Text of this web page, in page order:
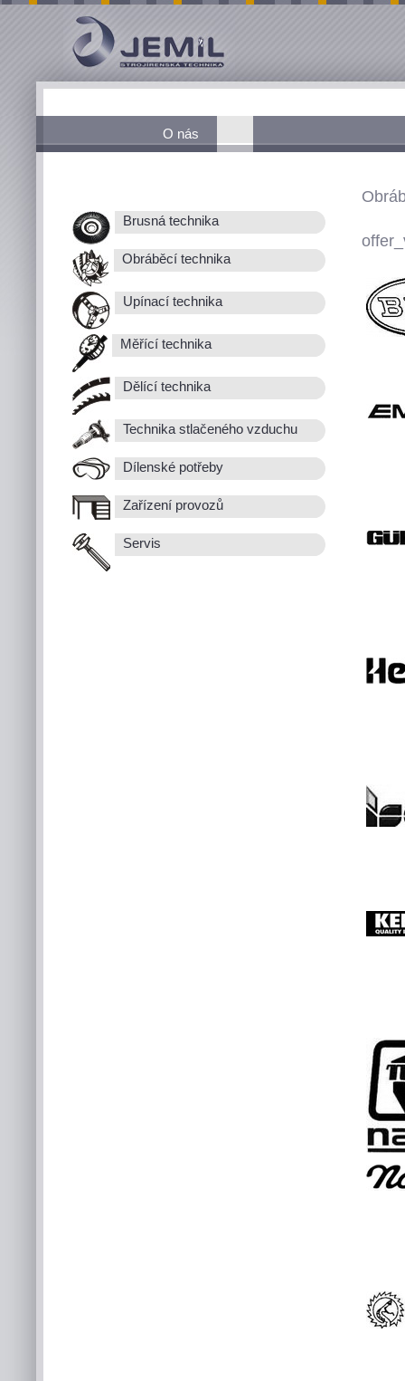
O nás
Brusná technika
Obráběcí technika
Upínací technika
Měřící technika
Dělící technika
Technika stlačeného vzduchu
Dílenské potřeby
Zařízení provozů
Servis